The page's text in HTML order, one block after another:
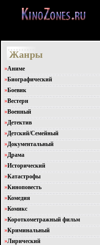
Жанры
»Аниме
»Биографический
»Боевик
»Вестерн
»Военный
»Детектив
»Детский/Семейный
»Документальный
»Драма
»Исторический
»Катастрофы
»Киноповесть
»Комедия
»Комикс
»Короткометражный фильм
»Криминальный
»Лирический